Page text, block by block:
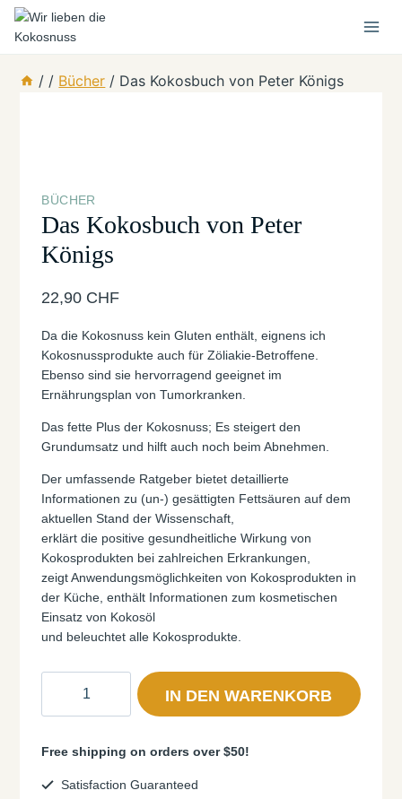
Zum
/ / Bücher / Das Kokosbuch von Peter Königs
BÜCHER
Das Kokosbuch von Peter
Königs
22,90 CHF
Da die Kokosnuss kein Gluten enthält, eignens ich
Kokosnussprodukte auch für Zöliakie-Betroffene.
Ebenso sind sie hervorragend geeignet im
Ernährungsplan von Tumorkranken.
Das fette Plus der Kokosnuss; Es steigert den
Grundumsatz und hilft auch noch beim Abnehmen.
Der umfassende Ratgeber bietet detaillierte
Informationen zu (un-) gesättigten Fettsäuren auf dem
aktuellen Stand der Wissenschaft,
erklärt die positive gesundheitliche Wirkung von
Kokosprodukten bei zahlreichen Erkrankungen,
zeigt Anwendungsmöglichkeiten von Kokosprodukten in
der Küche, enthält Informationen zum kosmetischen
Einsatz von Kokosöl
und beleuchtet alle Kokosprodukte.
Kokosbuch
von
Königs
Menge
IN DEN WARENKORB
Free shipping on orders over $50!
Satisfaction Guaranteed